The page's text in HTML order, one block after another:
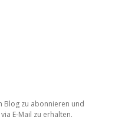
Blog zu abonnieren und
E-Mail zu erhalten.